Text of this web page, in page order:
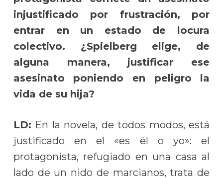
injustificado por frustración, por
entrar en un estado de locura
colectivo. ¿Spielberg elige, de
alguna manera, justificar ese
asesinato poniendo en peligro la
vida de su hija?
LD: En la novela, de todos modos, está
justificado en el «es él o yo»: el
protagonista, refugiado en una casa al
lado de un nido de marcianos, trata de